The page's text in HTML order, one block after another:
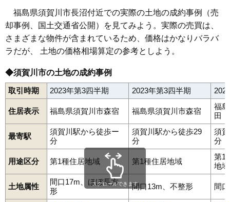
59 松塚 2.4万円 162万円 -8.8%
60 木之崎 2.4万円 248万円 -16.7%
61 越久 2.2万円 267万円 -15.4%
62 大桑原 2.1万円 317万円
63 長沼 2.1万円
64 今泉 1.9万円 276万円 -18.4%
65 堀込 1.7万円 318万円 -17.5%
66 吉美根 1.5万円 366万円 -7.5%
江花 1.3万円 199万円 51.0%
江持 -20.6%
福島県須賀川市長沼付近での実際の土地の成約事例（売
却事例、国土交通省公開）を見てみよう。実際の売買は、
さまざまな物件が含まれているため、価格はかなりバラバ
ラだが、 土地の価格相場算定の参考としよう。
◆須賀川市の土地の成約事例
取引時期 2023年第3四半期 2023年第3四半期
住居表示 福島県須賀川市森宿 福島県須賀川市森宿
福
田
最寄駅
須賀川駅から徒歩ー
分
須賀川駅から徒歩29
分
須
分
用途区分 第1種住居地域 第1種住居地域
第1
地域
土地属性
間口17m、ほぼ長方
形
間口13m、不整形 間
スクロールできます